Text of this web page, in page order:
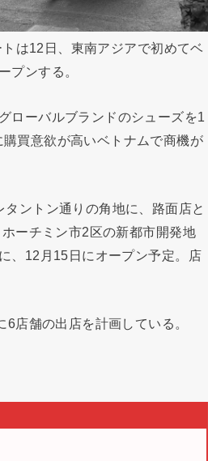
は12日、東南アジアで初めてベ
プンする。
ローバルブランドのシューズを1
買意欲が高いベトナムで商機が
ントン通りの角地に、路面店と
ーチミン市2区の新都市開発地
、12月15日にオープン予定。店
店舗の出店を計画している。